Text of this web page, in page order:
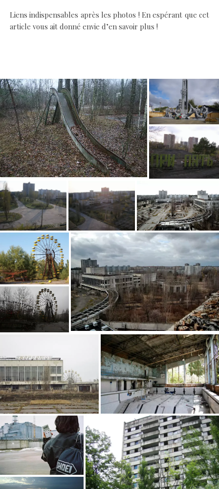
Liens indispensables après les photos ! En espérant que cet
article vous ait donné envie d’en savoir plus !